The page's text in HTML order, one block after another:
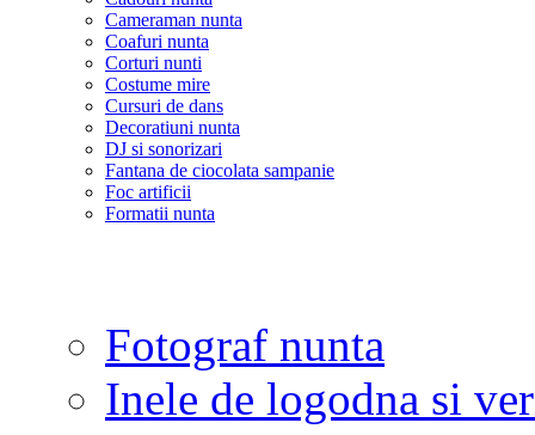
Cameraman nunta
Coafuri nunta
Corturi nunti
Costume mire
Cursuri de dans
Decoratiuni nunta
DJ si sonorizari
Fantana de ciocolata sampanie
Foc artificii
Formatii nunta
Fotograf nunta
Inele de logodna si